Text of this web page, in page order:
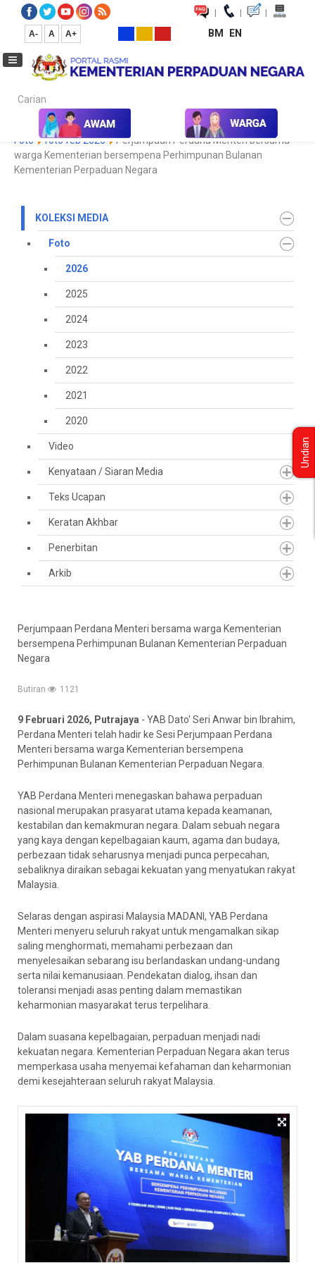
| | |
A- A A+ BM EN
Carian...
Laman Utama Media Koleksi Media Foto 2026
Galeri
Foto
foto feb 2026
Perjumpaan Perdana Menteri bersama
warga Kementerian bersempena Perhimpunan Bulanan
Kementerian Perpaduan Negara
KOLEKSI MEDIA
Foto
2026
2025
2024
2023
2022
2021
2020
Video
Kenyataan / Siaran Media
Teks Ucapan
Keratan Akhbar
Penerbitan
Arkib
Perjumpaan Perdana Menteri bersama warga Kementerian
bersempena Perhimpunan Bulanan Kementerian Perpaduan
Negara
Butiran 1121
9 Februari 2026, Putrajaya - YAB Dato' Seri Anwar bin Ibrahim,
Perdana Menteri telah hadir ke Sesi Perjumpaan Perdana
Menteri bersama warga Kementerian bersempena
Perhimpunan Bulanan Kementerian Perpaduan Negara.
YAB Perdana Menteri menegaskan bahawa perpaduan
nasional merupakan prasyarat utama kepada keamanan,
kestabilan dan kemakmuran negara. Dalam sebuah negara
yang kaya dengan kepelbagaian kaum, agama dan budaya,
perbezaan tidak seharusnya menjadi punca perpecahan,
sebaliknya diraikan sebagai kekuatan yang menyatukan rakyat
Malaysia.
Selaras dengan aspirasi Malaysia MADANI, YAB Perdana
Menteri menyeru seluruh rakyat untuk mengamalkan sikap
saling menghormati, memahami perbezaan dan
menyelesaikan sebarang isu berlandaskan undang-undang
serta nilai kemanusiaan. Pendekatan dialog, ihsan dan
toleransi menjadi asas penting dalam memastikan
keharmonian masyarakat terus terpelihara.
Dalam suasana kepelbagaian, perpaduan menjadi nadi
kekuatan negara. Kementerian Perpaduan Negara akan terus
memperkasa usaha menyemai kefahaman dan keharmonian
demi kesejahteraan seluruh rakyat Malaysia.
Undian